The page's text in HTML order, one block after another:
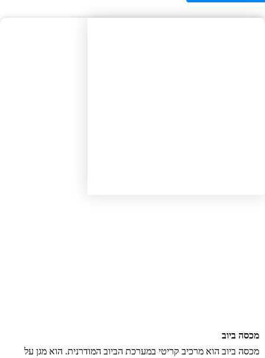
ביוב
ביוב הוא מרכיב קריטי במערכת הביוב המודרנית. הוא מגן על